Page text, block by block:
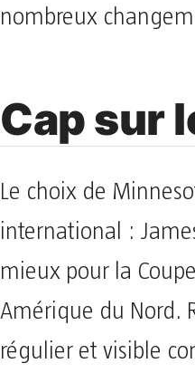
nombreux
Cap sur
Le choix de
international :
mieux pour la
Amérique du Nord.
régulier et visible